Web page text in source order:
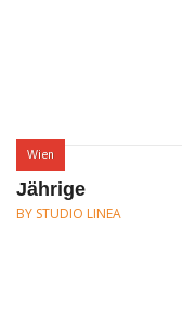
Wien
Jährige
BY STUDIO LINEA